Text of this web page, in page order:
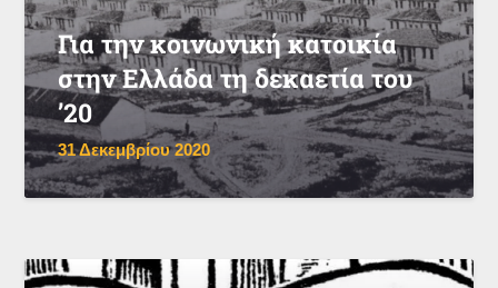
Για την κοινωνική κατοικία
στην Ελλάδα τη δεκαετία του
’20
31 Δεκεμβρίου 2020